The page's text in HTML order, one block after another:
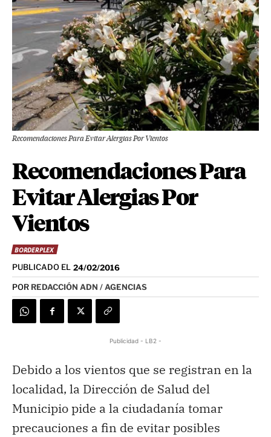
Recomendaciones Para Evitar Alergias Por Vientos
Recomendaciones Para
Evitar Alergias Por
Vientos
BORDERPLEX
PUBLICADO EL 24/02/2016
POR REDACCIÓN ADN / AGENCIAS
Publicidad - LB2 -
Debido a los vientos que se registran en la
localidad, la Dirección de Salud del
Municipio pide a la ciudadanía tomar
precauciones a fin de evitar posibles